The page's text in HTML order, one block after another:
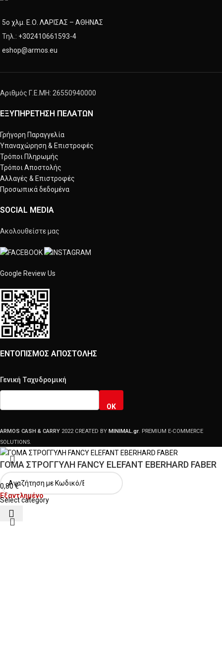
5ο χλμ. Ε.Ο. ΛΑΡΙΣΑΣ – ΑΘΗΝΑΣ
Τηλ.: +302410661593-4
eshop@armos.eu
Αριθμός Γ.Ε.ΜΗ: 26550940000
ΕΞΥΠΗΡΕΤΗΣΗ ΠΕΛΑΤΩΝ
Γρήγορη Παραγγελία
Υπαναχώρηση & Επιστροφές
Τρόποι Πληρωμής
Τρόποι Αποστολής
Αλλαγές & Επιστροφές
Προσωπικά δεδομένα
SOCIAL MEDIA
Ακολουθείστε μας
Google Review Us
ΕΝΤΟΠΙΣΜΟΣ ΑΠΟΣΤΟΛΗΣ
Γενική Ταχυδρομική
OK
ARMOS CASH & CARRY 2022 CREATED BY MINIMAL.gr. PREMIUM E-COMMERCE
SOLUTIONS.
Select category
ΓΟΜΑ ΣΤΡΟΓΓΥΛΗ FANCY ELEFANT EBERHARD FABER
0,80€
Εξαντλημένο